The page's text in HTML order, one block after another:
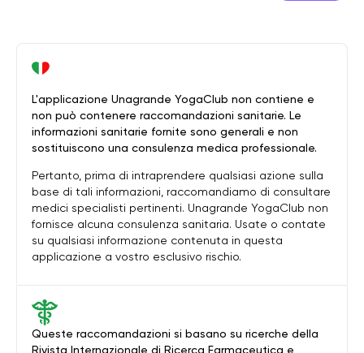
Queste raccomandazioni si basano su ricerche della
Rivista Internazionale di Ricerca Farmaceutica e
L'applicazione Unagrande YogaClub non contiene e
non può contenere raccomandazioni sanitarie. Le
informazioni sanitarie fornite sono generali e non
sostituiscono una consulenza medica professionale.
Pertanto, prima di intraprendere qualsiasi azione sulla
base di tali informazioni, raccomandiamo di consultare
medici specialisti pertinenti. Unagrande YogaClub non
fornisce alcuna consulenza sanitaria. Usate o contate
su qualsiasi informazione contenuta in questa
applicazione a vostro esclusivo rischio.